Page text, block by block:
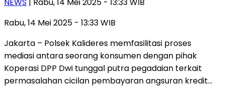
NEWS | Rabu, 14 Mei 2025 - 13:33 WIB
Rabu, 14 Mei 2025 - 13:33 WIB
Jakarta – Polsek Kalideres memfasilitasi proses
mediasi antara seorang konsumen dengan pihak
Koperasi DPP Dwi tunggal putra pegadaian terkait
permasalahan cicilan pembayaran angsuran kredit…